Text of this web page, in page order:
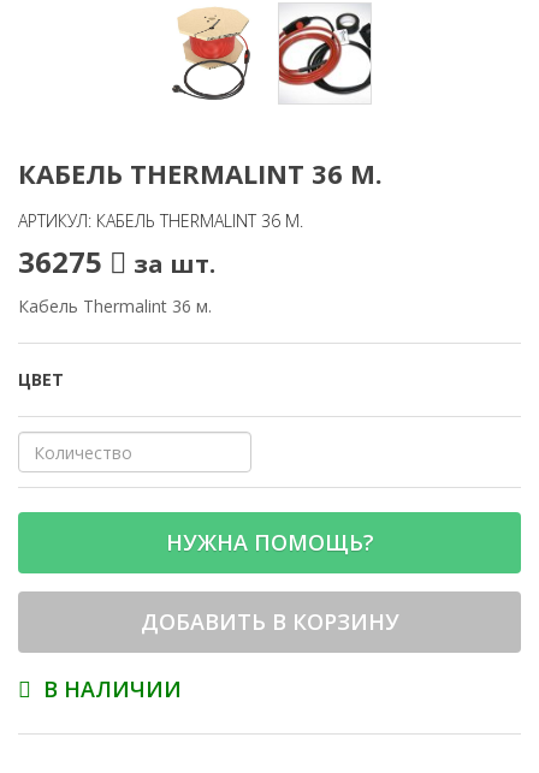
КАБЕЛЬ THERMALINT 36 М.
АРТИКУЛ: КАБЕЛЬ THERMALINT 36 М.
36275 за шт.
Кабель Thermalint 36 м.
ЦВЕТ
НУЖНА ПОМОЩЬ?
ДОБАВИТЬ В КОРЗИНУ
В НАЛИЧИИ